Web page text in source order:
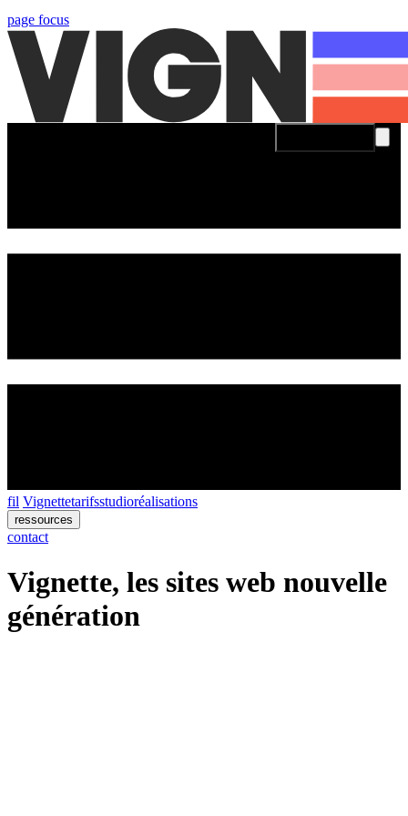
page focus
fil Vignettetarifsstudioréalisations
ressources
contact
Vignette, les sites web nouvelle
génération